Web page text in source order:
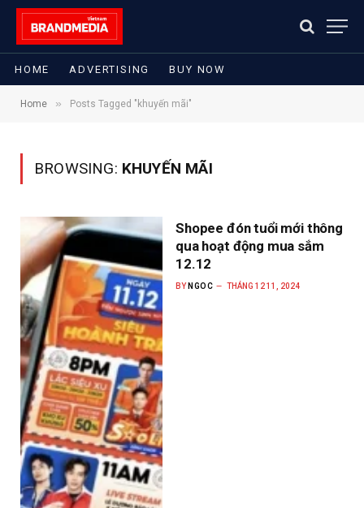
HOME ADVERTISING BUY NOW
Home » Posts Tagged "khuyến mãi"
BROWSING: KHUYẾN MÃI
Shopee đón tuổi mới thông
qua hoạt động mua sắm
12.12
BY NGOC THÁNG 12 11, 2024